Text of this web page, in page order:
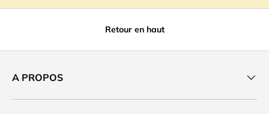
Retour en haut
A PROPOS